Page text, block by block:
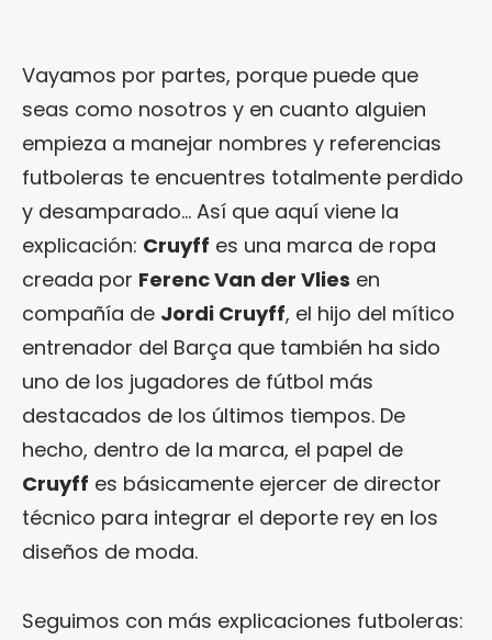
Vayamos por partes, porque puede que
seas como nosotros y en cuanto alguien
empieza a manejar nombres y referencias
futboleras te encuentres totalmente perdido
y desamparado… Así que aquí viene la
explicación: Cruyff es una marca de ropa
creada por Ferenc Van der Vlies en
compañía de Jordi Cruyff, el hijo del mítico
entrenador del Barça que también ha sido
uno de los jugadores de fútbol más
destacados de los últimos tiempos. De
hecho, dentro de la marca, el papel de
Cruyff es básicamente ejercer de director
técnico para integrar el deporte rey en los
diseños de moda.
Seguimos con más explicaciones futboleras: